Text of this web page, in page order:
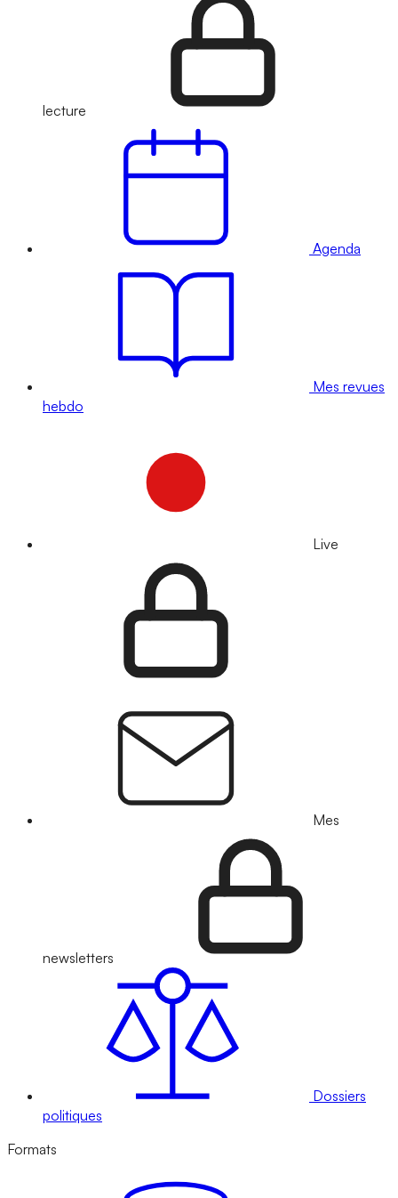
lecture
Agenda
Mes revues
hebdo
Live
Mes
newsletters
Dossiers
politiques
Formats